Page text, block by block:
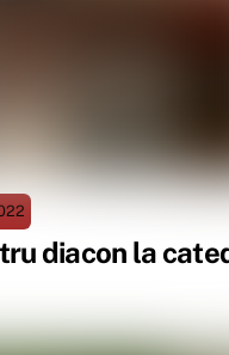
diacon la